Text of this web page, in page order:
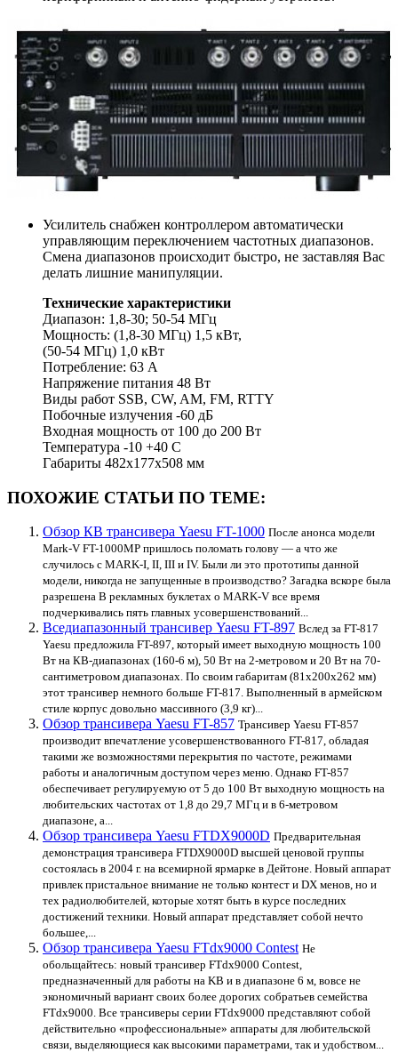
Усилитель снабжен контроллером автоматически
управляющим переключением частотных диапазонов.
Смена диапазонов происходит быстро, не заставляя Вас
делать лишние манипуляции.
Технические характеристики
Диапазон: 1,8-30; 50-54 МГц
Мощность: (1,8-30 МГц) 1,5 кВт,
(50-54 МГц) 1,0 кВт
Потребление: 63 А
Напряжение питания 48 Вт
Виды работ SSB, CW, AM, FM, RTTY
Побочные излучения -60 дБ
Входная мощность от 100 до 200 Вт
Температура -10 +40 С
Габариты 482х177х508 мм
ПОХОЖИЕ СТАТЬИ ПО ТЕМЕ:
Обзор КВ трансивера Yaesu FT-1000 После анонса модели
Mark-V FT-1000MP пришлось поломать голову — а что же
случилось с MARK-I, II, III и IV. Были ли это прототипы данной
модели, никогда не запущенные в производство? Загадка вскоре была
разрешена В рекламных буклетах о MARK-V все время
подчеркивались пять главных усовершенствований...
Вседиапазонный трансивер Yaesu FT-897 Вслед за FT-817
Yaesu предложила FT-897, который имеет выходную мощность 100
Вт на КВ-диапазонах (160-6 м), 50 Вт на 2-метровом и 20 Вт на 70-
сантиметровом диапазонах. По своим габаритам (81x200x262 мм)
этот трансивер немного больше FT-817. Выполненный в армейском
стиле корпус довольно массивного (3,9 кг)...
Обзор трансивера Yaesu FT-857 Трансивер Yaesu FT-857
производит впечатление усовершенствованного FT-817, обладая
такими же возможностями перекрытия по частоте, режимами
работы и аналогичным доступом через меню. Однако FT-857
обеспечивает регулируемую от 5 до 100 Вт выходную мощность на
любительских частотах от 1,8 до 29,7 МГц и в 6-метровом
диапазоне, а...
Обзор трансивера Yaesu FTDX9000D Предварительная
демонстрация трансивера FTDX9000D высшей ценовой группы
состоялась в 2004 г. на всемирной ярмарке в Дейтоне. Новый аппарат
привлек пристальное внимание не только контест и DX менов, но и
тех радиолюбителей, которые хотят быть в курсе последних
достижений техники. Новый аппарат представляет собой нечто
большее,...
Обзор трансивера Yaesu FTdx9000 Contest He
обольщайтесь: новый трансивер FTdx9000 Contest,
предназначенный для работы на KB и в диапазоне 6 м, вовсе не
экономичный вариант своих более дорогих собратьев семейства
FTdx9000. Все трансиверы серии FTdx9000 представляют собой
действительно «профессиональные» аппараты для любительской
связи, выделяющиеся как высокими параметрами, так и удобством...